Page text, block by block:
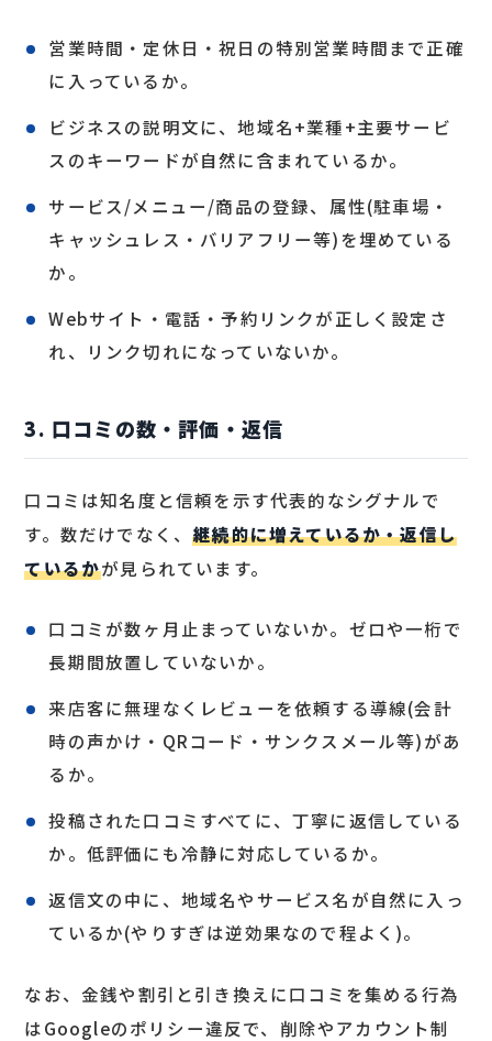
営業時間・定休日・祝日の特別営業時間まで正確
に入っているか。
ビジネスの説明文に、地域名+業種+主要サービ
スのキーワードが自然に含まれているか。
サービス/メニュー/商品の登録、属性(駐車場・
キャッシュレス・バリアフリー等)を埋めている
か。
Webサイト・電話・予約リンクが正しく設定さ
れ、リンク切れになっていないか。
3. 口コミの数・評価・返信
口コミは知名度と信頼を示す代表的なシグナルで
す。数だけでなく、継続的に増えているか・返信し
ているかが見られています。
口コミが数ヶ月止まっていないか。ゼロや一桁で
長期間放置していないか。
来店客に無理なくレビューを依頼する導線(会計
時の声かけ・QRコード・サンクスメール等)があ
るか。
投稿された口コミすべてに、丁寧に返信している
か。低評価にも冷静に対応しているか。
返信文の中に、地域名やサービス名が自然に入っ
ているか(やりすぎは逆効果なので程よく)。
なお、金銭や割引と引き換えに口コミを集める行為
はGoogleのポリシー違反で、削除やアカウント制